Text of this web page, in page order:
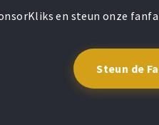
en steun onze
Steun de